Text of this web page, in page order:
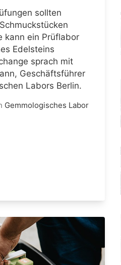
sollten
kann ein Prüflabor
Edelsteins
sprach mit
Geschäftsführer
Labors Berlin.
Gemmologisches Labor